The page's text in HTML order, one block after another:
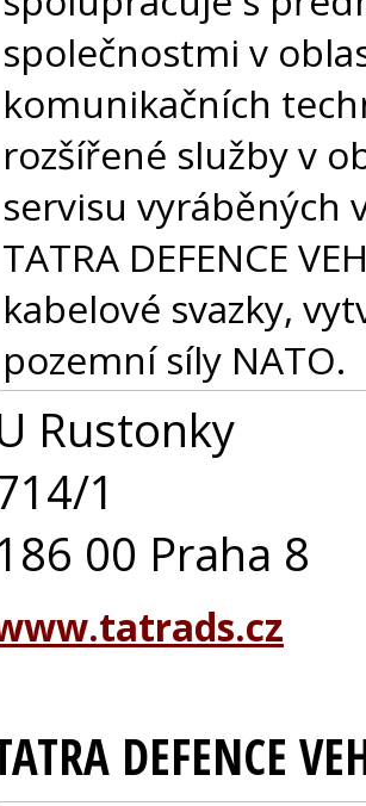
společnostmi v
komunikačních
rozšířené služby v
servisu vyráběných
TATRA DEFENCE
kabelové svazky,
pozemní síly NATO.
Rustonky
1
00 Praha 8
DEFENCE